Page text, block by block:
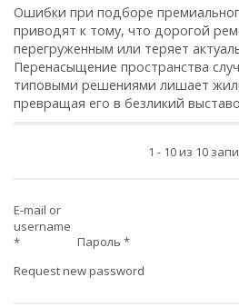
Ошибки при подборе
приводят к тому, что дорогой
перегруженным или теряет
Перенасыщение пространства
типовыми решениями лишает
превращая его в безликий
1 - 10 из 10
E-mail or
username
*
Пароль *
Request new password